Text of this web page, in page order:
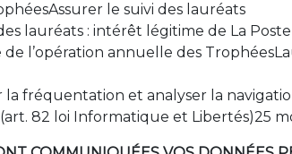
le suivi des lauréats
lauréats : intérêt légitime de La Poste
l’opération annuelle des
la fréquentation et analyser la
82 loi Informatique et Libertés)25